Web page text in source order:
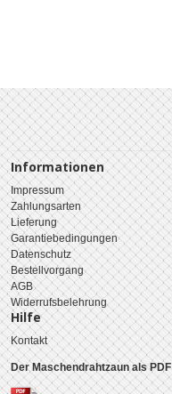
Informationen
Impressum
Zahlungsarten
Lieferung
Garantiebedingungen
Datenschutz
Bestellvorgang
AGB
Widerrufsbelehrung
Hilfe
Kontakt
Der Maschendrahtzaun als PDF